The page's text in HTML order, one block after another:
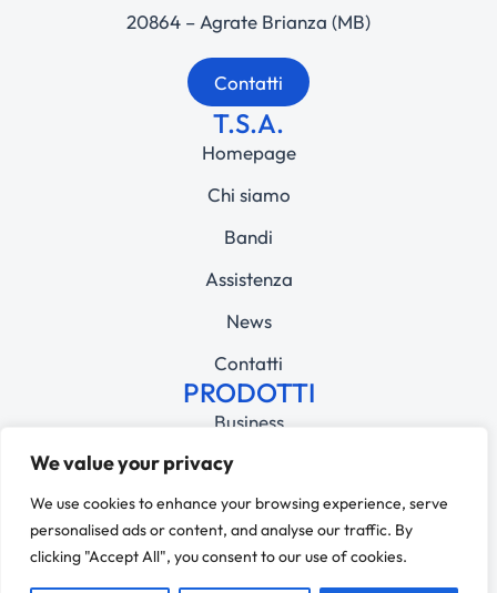
We value your privacy
We use cookies to enhance your browsing experience, serve
personalised ads or content, and analyse our traffic. By
clicking "Accept All", you consent to our use of cookies.
20864 – Agrate Brianza (MB)
Contatti
T.S.A.
Homepage
Chi siamo
Bandi
Assistenza
News
Contatti
PRODOTTI
Business
Education
SOCIALE 110.000,00€ – SDI M5UXCR1
Privacy Policy
Cookie Policy